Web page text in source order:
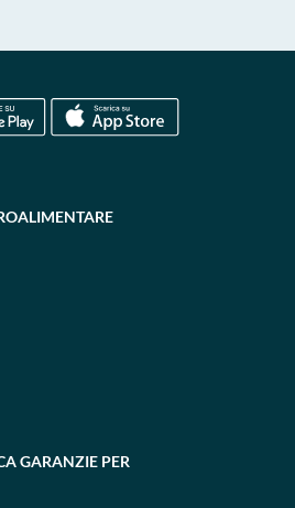
GARANZIE PER